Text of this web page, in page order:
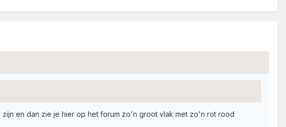
en dan zie je hier op het forum zo'n groot vlak met zo'n rot rood